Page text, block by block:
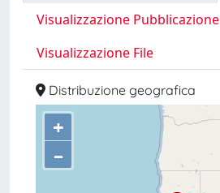
Visualizzazione Pubblicazione
Visualizzazione File
Distribuzione geografica
+
–